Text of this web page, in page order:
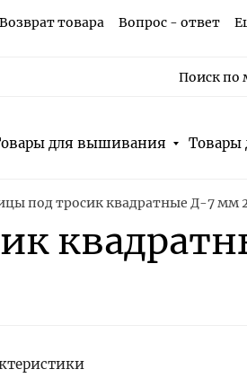
Возврат товара Вопрос - ответ
Поиск по
для вышивания Товары
под тросик квадратные Д-7 мм